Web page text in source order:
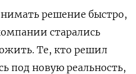
решение быстро,
старались
Те, кто решил
под новую реальность,